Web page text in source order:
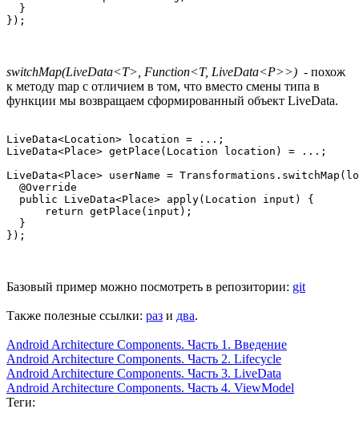
}
});
switchMap(LiveData<T>, Function<T, LiveData<P>>) - похож
к методу map с отличием в том, что вместо смены типа в
функции мы возвращаем сформированный объект LiveData.
LiveData<Location> location = ...;
LiveData<Place> getPlace(Location location) = ...;
LiveData<Place> userName =
@Override
public LiveData<Place> apply(Location input) {
return getPlace(input);
}
Базовый пример можно посмотреть в репозитории: git
Также полезные ссылки: раз и два.
Android Architecture Components. Часть 1. Введение
Android Architecture Components. Часть 2. Lifecycle
Android Architecture Components. Часть 3. LiveData
Android Architecture Components. Часть 4. ViewModel
Теги: